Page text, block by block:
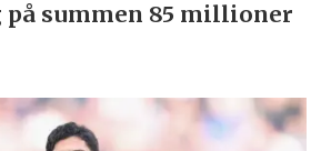
på summen 85 millioner